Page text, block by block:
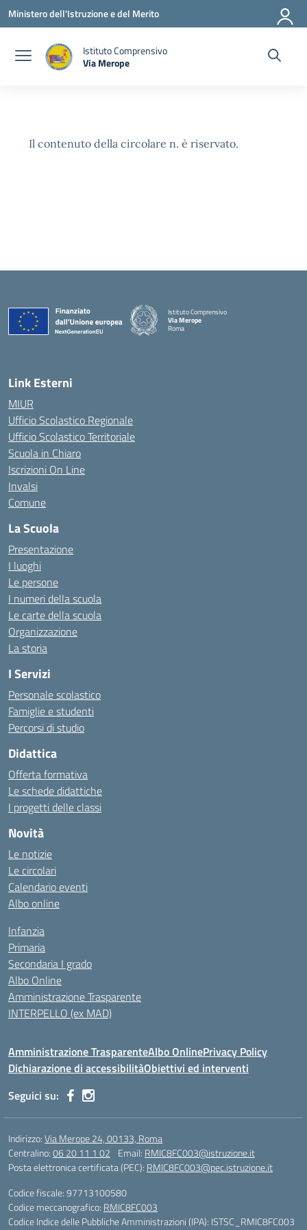
Vai ai contenuti
Vai al menu di navigazione
Vai al footer
Ministero dell'Istruzione e del Merito
Istituto Comprensivo
Via Merope
Il contenuto della circolare n. è riservato.
Istituto Comprensivo
Via Merope
Roma
Link Esterni
MIUR
Ufficio Scolastico Regionale
Ufficio Scolastico Territoriale
Scuola in Chiaro
Iscrizioni On Line
Invalsi
Comune
La Scuola
Presentazione
I luoghi
Le persone
I numeri della scuola
Le carte della scuola
Organizzazione
La storia
I Servizi
Personale scolastico
Famiglie e studenti
Percorsi di studio
Didattica
Offerta formativa
Le schede didattiche
I progetti delle classi
Novità
Le notizie
Le circolari
Calendario eventi
Albo online
Infanzia
Primaria
Secondaria I grado
Albo Online
Amministrazione Trasparente
INTERPELLO (ex MAD)
Amministrazione TrasparenteAlbo OnlinePrivacy Policy
Dichiarazione di accessibilitàObiettivi ed interventi
Seguici su:
Indirizzo:Via Merope 24, 00133, Roma
Centralino:06 20 11 1 02 Email: RMIC8FC003@istruzione.it
Posta elettronica certificata (PEC): RMIC8FC003@pec.istruzione.it
Codice fiscale: 97713100580
Codice meccanografico: RMIC8FC003
Codice Indice delle Pubbliche Amministrazioni (IPA): ISTSC_RMIC8FC003